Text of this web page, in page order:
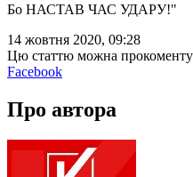
Бо НАСТАВ ЧАС УДАРУ!"
14 жовтня 2020, 09:28
Цю статтю можна
Facebook
Про автора